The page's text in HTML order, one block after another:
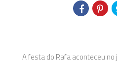
A festa do Rafa aconteceu